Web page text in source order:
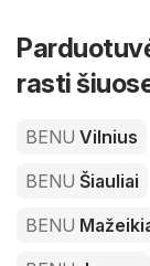
rasti
BENU Vilnius
BENU Šiauliai
BENU